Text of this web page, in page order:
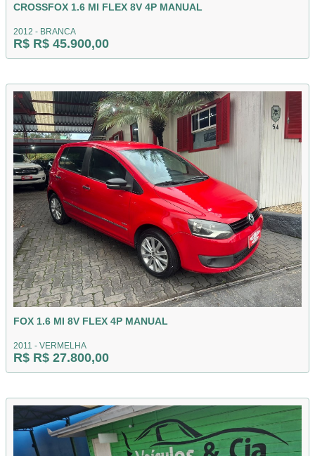
CROSSFOX 1.6 MI FLEX 8V 4P MANUAL
2012 - BRANCA
R$ R$ 45.900,00
FOX 1.6 MI 8V FLEX 4P MANUAL
2011 - VERMELHA
R$ R$ 27.800,00